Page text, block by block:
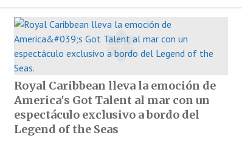
Royal Caribbean lleva la emoción de
America's Got Talent al mar con un
espectáculo exclusivo a bordo del
Legend of the Seas